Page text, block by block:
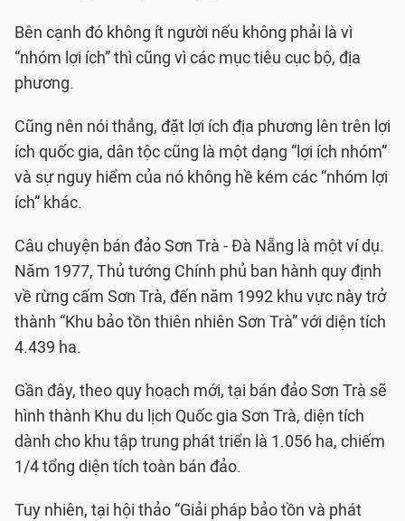
Bên cạnh đó không ít người nếu không phải là vì
“nhóm lợi ích” thì cũng vì các mục tiêu cục bộ, địa
phương.
Cũng nên nói thẳng, đặt lợi ích địa phương lên trên lợi
ích quốc gia, dân tộc cũng là một dạng “lợi ích nhóm”
và sự nguy hiểm của nó không hề kém các “nhóm lợi
ích” khác.
Câu chuyện bán đảo Sơn Trà - Đà Nẵng là một ví dụ.
Năm 1977, Thủ tướng Chính phủ ban hành quy định
về rừng cấm Sơn Trà, đến năm 1992 khu vực này trở
thành “Khu bảo tồn thiên nhiên Sơn Trà” với diện tích
4.439 ha.
Gần đây, theo quy hoạch mới, tại bán đảo Sơn Trà sẽ
hình thành Khu du lịch Quốc gia Sơn Trà, diện tích
dành cho khu tập trung phát triển là 1.056 ha, chiếm
1/4 tổng diện tích toàn bán đảo.
Tuy nhiên, tại hội thảo “Giải pháp bảo tồn và phát